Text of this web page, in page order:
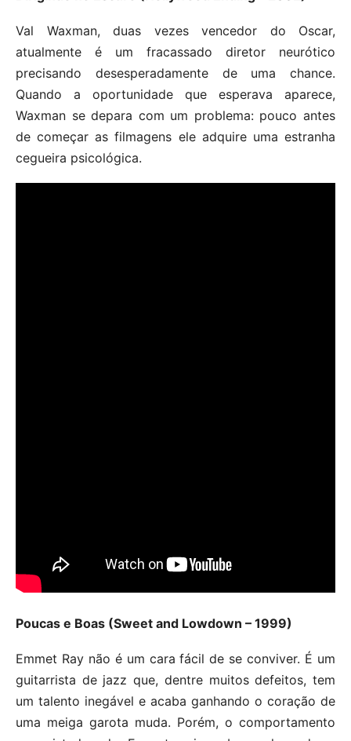
Val Waxman, duas vezes vencedor do Oscar,
atualmente é um fracassado diretor neurótico
precisando desesperadamente de uma chance.
Quando a oportunidade que esperava aparece,
Waxman se depara com um problema: pouco antes
de começar as filmagens ele adquire uma estranha
cegueira psicológica.
Poucas e Boas (Sweet and Lowdown – 1999)
Emmet Ray não é um cara fácil de se conviver. É um
guitarrista de jazz que, dentre muitos defeitos, tem
um talento inegável e acaba ganhando o coração de
uma meiga garota muda. Porém, o comportamento